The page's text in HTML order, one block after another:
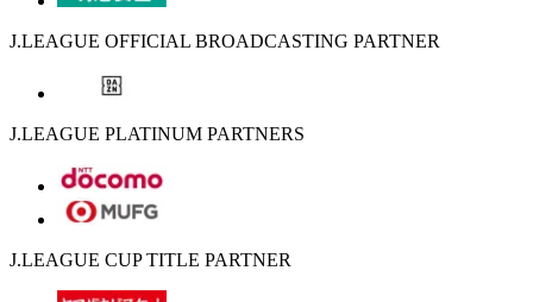
J.LEAGUE OFFICIAL BROADCASTING PARTNER
J.LEAGUE PLATINUM PARTNERS
J.LEAGUE CUP TITLE PARTNER